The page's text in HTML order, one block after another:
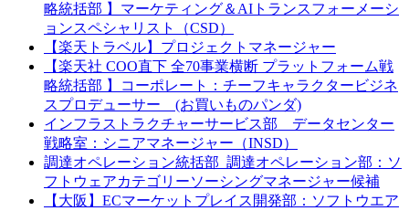
略統括部 】マーケティング＆AIトランスフォーメーシ
ョンスペシャリスト（CSD）
【楽天トラベル】プロジェクトマネージャー
【楽天社 COO直下 全70事業横断 プラットフォーム戦
略統括部 】コーポレート：チーフキャラクタービジネ
スプロデューサー (お買いものパンダ)
インフラストラクチャーサービス部 データセンター
戦略室：シニアマネージャー（INSD）
調達オペレーション統括部_調達オペレーション部：ソ
フトウェアカテゴリーソーシングマネージャー候補
【大阪】ECマーケットプレイス開発部：ソフトウエア